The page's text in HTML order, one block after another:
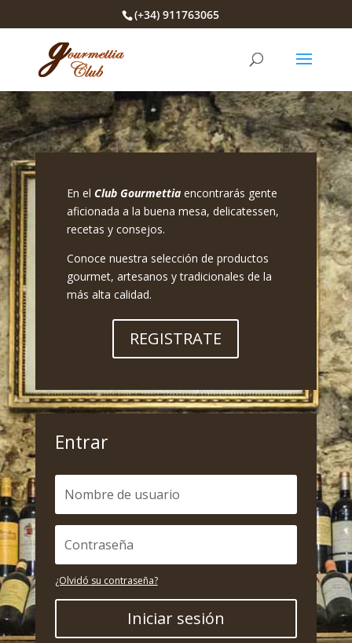
(+34) 911763065
En el Club Gourmettiaencontrarás gente
aficionada a la buena mesa, delicatessen,
recetas y consejos.
Conoce nuestra selección de productos
gourmet, artesanos y tradicionales de la
más alta calidad.
REGISTRATE
Entrar
¿Olvidó su contraseña?
Iniciar sesión